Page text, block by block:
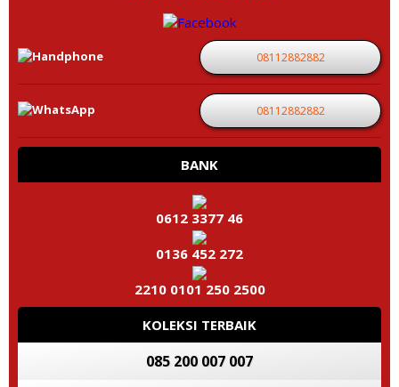
08112882882
08112882882
BANK
0612 3377 46
0136 452 272
2210 0101 250 2500
KOLEKSI TERBAIK
085 200 007 007